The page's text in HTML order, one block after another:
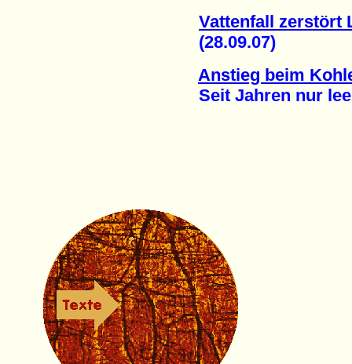
Vattenfall zerstört
(28.09.07)
Anstieg beim
Seit Jahren nur